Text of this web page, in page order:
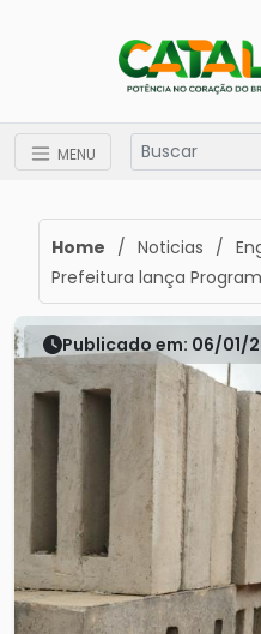
MENU
Home / Noticias /
Prefeitura lança
Publicado em: 06/01/